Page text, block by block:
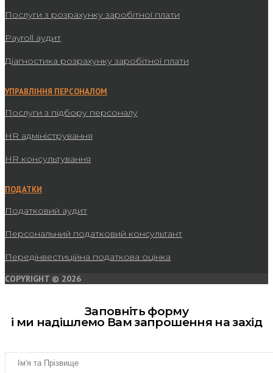
Послуги з розрахунку заробітної плати
Payroll аудит
Діагностика розрахунку заробітної плати
УПРАВЛІННЯ ПЕРСОНАЛОМ
Послуги з підбору персоналу
HR адміністрування
HR консультування
ПОДАТКИ
Податковий аудит
Персональний податковий консультант
Передінвестиційна податкова оцінка
COPYRIGHT © 2026
Заповніть форму
і ми надішлемо Вам запрошення на захід